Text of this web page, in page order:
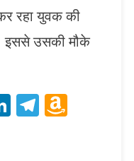
रहा युवक की
इससे उसकी मौके
LinkedIn
Telegram